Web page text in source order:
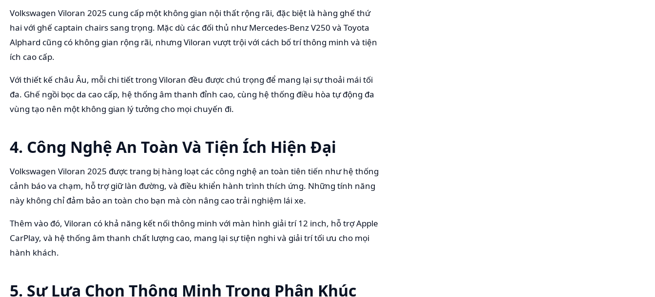
Volkswagen Viloran 2025 cung cấp một không gian nội thất rộng rãi, đặc biệt là hàng ghế thứ
hai với ghế captain chairs sang trọng. Mặc dù các đối thủ như Mercedes-Benz V250 và Toyota
Alphard cũng có không gian rộng rãi, nhưng Viloran vượt trội với cách bố trí thông minh và tiện
ích cao cấp.
Với thiết kế châu Âu, mỗi chi tiết trong Viloran đều được chú trọng để mang lại sự thoải mái tối
đa. Ghế ngồi bọc da cao cấp, hệ thống âm thanh đỉnh cao, cùng hệ thống điều hòa tự động đa
vùng tạo nên một không gian lý tưởng cho mọi chuyến đi.
4. Công Nghệ An Toàn Và Tiện Ích Hiện Đại
Volkswagen Viloran 2025 được trang bị hàng loạt các công nghệ an toàn tiên tiến như hệ thống
cảnh báo va chạm, hỗ trợ giữ làn đường, và điều khiển hành trình thích ứng. Những tính năng
này không chỉ đảm bảo an toàn cho bạn mà còn nâng cao trải nghiệm lái xe.
Thêm vào đó, Viloran có khả năng kết nối thông minh với màn hình giải trí 12 inch, hỗ trợ Apple
CarPlay, và hệ thống âm thanh chất lượng cao, mang lại sự tiện nghi và giải trí tối ưu cho mọi
hành khách.
5. Sự Lựa Chọn Thông Minh Trong Phân Khúc